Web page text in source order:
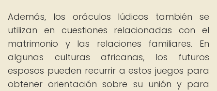
Además, los oráculos lúdicos también se
utilizan en cuestiones relacionadas con el
matrimonio y las relaciones familiares. En
algunas culturas africanas, los futuros
esposos pueden recurrir a estos juegos para
obtener orientación sobre su unión y para